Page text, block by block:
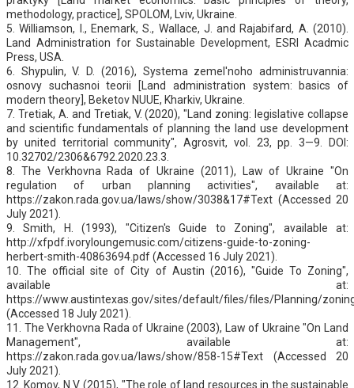
methodology, practice], SPOLOM, Lviv, Ukraine.
5. Williamson, I., Enemark, S., Wallace, J. and Rajabifard, A. (2010).
Land Administration for Sustainable Development, ESRI Acadmic
Press, USA.
6. Shypulin, V. D. (2016), Systema zemel'noho administruvannia:
osnovy suchasnoi teorii [Land administration system: basics of
modern theory], Beketov NUUE, Kharkiv, Ukraine.
7. Tretiak, A. and Tretiak, V. (2020), "Land zoning: legislative collapse
and scientific fundamentals of planning the land use development
by united territorial community", Agrosvit, vol. 23, pp. 3—9. DOI:
10.32702/2306&6792.2020.23.3.
8. The Verkhovna Rada of Ukraine (2011), Law of Ukraine "On
regulation of urban planning activities", available at:
https://zakon.rada.gov.ua/laws/show/3038&17#Text (Accessed 20
July 2021).
9. Smith, H. (1993), "Citizen's Guide to Zoning", available at:
http://xfpdf.ivoryloungemusic.com/citizens-guide-to-zoning-
herbert-smith-40863694.pdf (Accessed 16 July 2021).
10. The official site of City of Austin (2016), "Guide To Zoning",
available at:
https://www.austintexas.gov/sites/default/files/files/Planning/
(Accessed 18 July 2021).
11. The Verkhovna Rada of Ukraine (2003), Law of Ukraine "On Land
Management", available at:
https://zakon.rada.gov.ua/laws/show/858-15#Text (Accessed 20
July 2021).
12. Komov, N.V. (2015), "The role of land resources in the sustainable